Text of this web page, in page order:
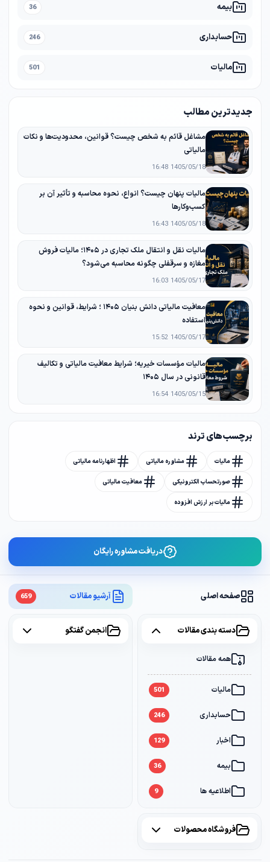
صفحه اصلی آرشیو مقالات 659
دسته بندی مقالات
همه مقالات
مالیات 501
حسابداری 246
اخبار 129
بیمه 36
اطلاعیه ها 9
انجمن گفتگو
فروشگاه محصولات
بیمه 36
حسابداری 246
مالیات 501
جدیدترین مطالب
مشاغل قائم به شخص چیست؟ قوانین، محدودیت‌ها و نکات
مالیاتی
1405/05/18 16:48
مالیات پنهان چیست؟ انواع، نحوه محاسبه و تأثیر آن بر
کسب‌وکارها
1405/05/18 16:43
مالیات نقل و انتقال ملک تجاری در ۱۴۰۵؛ مالیات فروش
مغازه و سرقفلی چگونه محاسبه می‌شود؟
1405/05/17 16:03
معافیت مالیاتی دانش‌ بنیان ۱۴۰۵ ؛ شرایط، قوانین و نحوه
استفاده
1405/05/17 15:52
مالیات مؤسسات خیریه؛ شرایط معافیت مالیاتی و تکالیف
قانونی در سال ۱۴۰۵
1405/05/15 16:54
برچسب های ترند
مالیات مشاوره مالیاتی اظهارنامه مالیاتی
صورتحساب الکترونیکی معافیت مالیاتی
مالیات بر ارزش افزوده
دریافت مشاوره رایگان